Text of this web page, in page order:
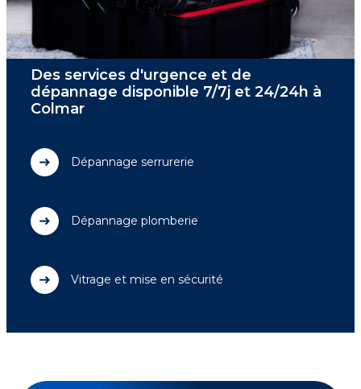
Des services d'urgence et de
dépannage disponible 7/7j et 24/24h à
Colmar
Dépannage serrurerie
Dépannage plomberie
Vitrage et mise en sécurité